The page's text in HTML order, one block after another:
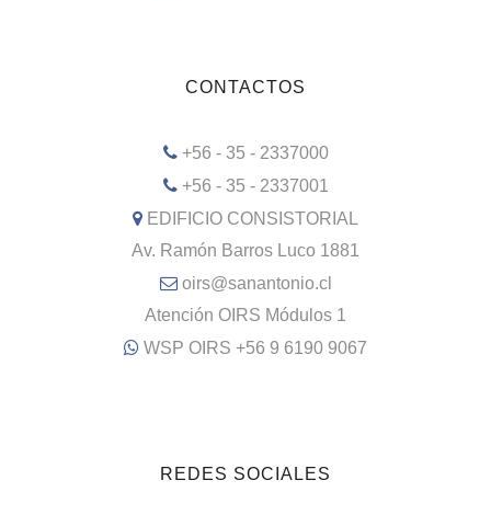
CONTACTOS
+56 - 35 - 2337000
+56 - 35 - 2337001
EDIFICIO CONSISTORIAL
Av. Ramón Barros Luco 1881
oirs@sanantonio.cl
Atención OIRS Módulos 1
WSP OIRS +56 9 6190 9067
REDES SOCIALES